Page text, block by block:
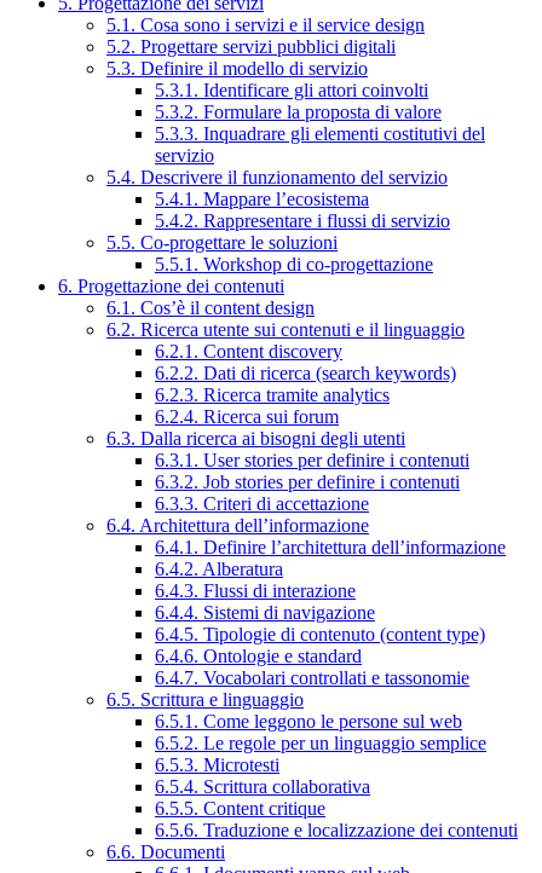
5.1. Cosa sono i servizi e il service design
5.2. Progettare servizi pubblici digitali
5.3. Definire il modello di servizio
5.3.1. Identificare gli attori coinvolti
5.3.2. Formulare la proposta di valore
5.3.3. Inquadrare gli elementi costitutivi del
servizio
5.4. Descrivere il funzionamento del servizio
5.4.1. Mappare l’ecosistema
5.4.2. Rappresentare i flussi di servizio
5.5. Co-progettare le soluzioni
5.5.1. Workshop di co-progettazione
6. Progettazione dei contenuti
6.1. Cos’è il content design
6.2. Ricerca utente sui contenuti e il linguaggio
6.2.1. Content discovery
6.2.2. Dati di ricerca (search keywords)
6.2.3. Ricerca tramite analytics
6.2.4. Ricerca sui forum
6.3. Dalla ricerca ai bisogni degli utenti
6.3.1. User stories per definire i contenuti
6.3.2. Job stories per definire i contenuti
6.3.3. Criteri di accettazione
6.4. Architettura dell’informazione
6.4.1. Definire l’architettura dell’informazione
6.4.2. Alberatura
6.4.3. Flussi di interazione
6.4.4. Sistemi di navigazione
6.4.5. Tipologie di contenuto (content type)
6.4.6. Ontologie e standard
6.4.7. Vocabolari controllati e tassonomie
6.5. Scrittura e linguaggio
6.5.1. Come leggono le persone sul web
6.5.2. Le regole per un linguaggio semplice
6.5.3. Microtesti
6.5.4. Scrittura collaborativa
6.5.5. Content critique
6.5.6. Traduzione e localizzazione dei contenuti
6.6. Documenti